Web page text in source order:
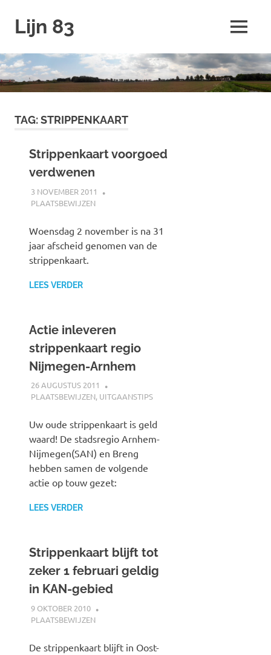
naar
inhoud
Lijn 83 MENU
TAG:STRIPPENKAART
Strippenkaart voorgoed
verdwenen
3 NOVEMBER 2011
PLAATSBEWIJZEN
Woensdag 2 november is na 31
jaar afscheid genomen van de
strippenkaart.
LEES VERDER
Actie inleveren
strippenkaart regio
Nijmegen-Arnhem
26 AUGUSTUS 2011
PLAATSBEWIJZEN, UITGAANSTIPS
Uw oude strippenkaart is geld
waard! De stadsregio Arnhem-
Nijmegen(SAN) en Breng
hebben samen de volgende
actie op touw gezet:
LEES VERDER
Strippenkaart blijft tot
zeker 1 februari geldig
in KAN-gebied
9 OKTOBER 2010
PLAATSBEWIJZEN
De strippenkaart blijft in Oost-